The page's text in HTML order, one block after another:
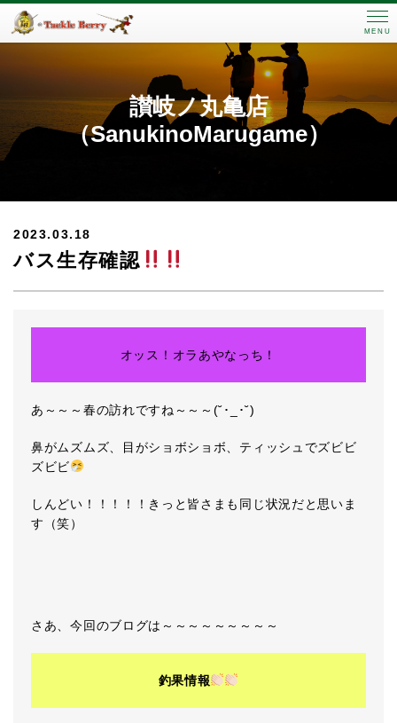
MENU
讃岐ノ丸亀店
（SanukinoMarugame）
2023.03.18
バス生存確認
オッス！オラあやなっち！
あ～～～春の訪れですね～～～(˘･_･˘)
鼻がムズムズ、目がショボショボ、ティッシュでズビビ
ズビビ
しんどい！！！！！きっと皆さまも同じ状況だと思いま
す（笑）
さあ、今回のブログは～～～～～～～～～
釣果情報